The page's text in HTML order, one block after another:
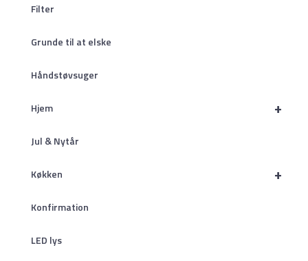
Filter
Grunde til at elske
Håndstøvsuger
+
Hjem
Jul & Nytår
+
Køkken
Konfirmation
LED lys